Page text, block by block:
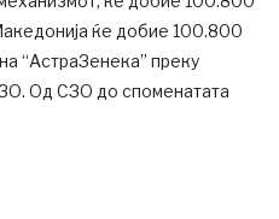
ќе добие 100.800
“АстраЗенека” преку
Од СЗО до споменатата